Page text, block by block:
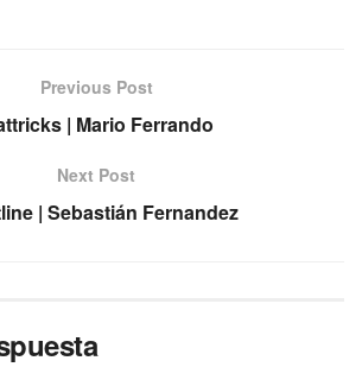
Previous Post
| Mario Ferrando
Next Post
| Sebastián Fernandez